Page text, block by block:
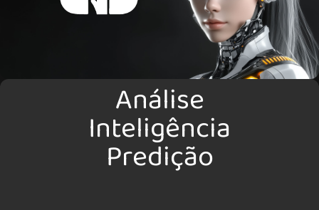
Análise
Inteligência
Predição